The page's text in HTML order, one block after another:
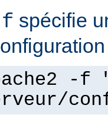
spécifie
-f